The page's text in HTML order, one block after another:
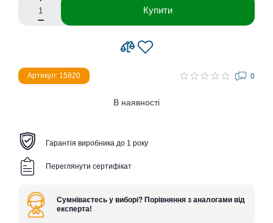
Купити
Артикул: 15820 0
В наявності
Гарантія виробника до 1 року
Переглянути сертифікат
Сумніваєтесь у виборі? Порівняння з аналогами від
експерта!